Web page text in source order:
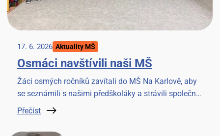
17. 6. 2026 Aktuality MŠ
Osmáci navštívili naši MŠ
Žáci osmých ročníků zavítali do MŠ Na Karlově, aby
se seznámili s našimi předškoláky a strávili společné
chvilky četbou knížky. Akci si užili všichni.
Přečíst